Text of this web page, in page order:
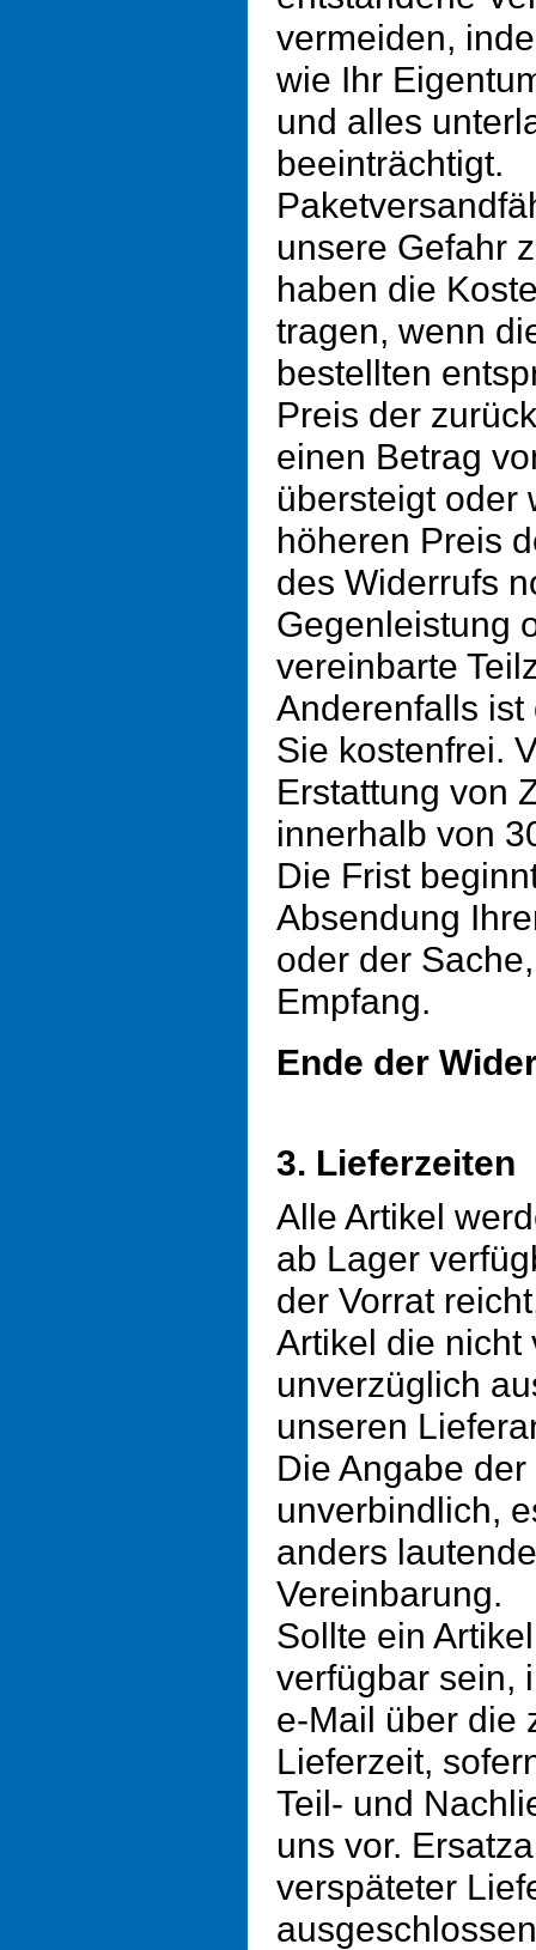
vermeiden,
wie Ihr
und alles
beeinträchtigt.
unsere Gefahr
haben die
tragen, wenn
bestellten
Preis der
einen Betrag
übersteigt oder
höheren Preis
des Widerrufs
Gegenleistung
vereinbarte
Anderenfalls
Sie kostenfrei.
Erstattung von
innerhalb von
Die Frist
Absendung
oder der
Empfang.
Ende der
3. Lieferzeiten
Alle Artikel
ab Lager
der Vorrat
Artikel die nicht
unverzüglich
unseren
Die Angabe
unverbindlich,
anders
Vereinbarung.
Sollte ein
verfügbar sein,
e-Mail über die
Lieferzeit,
Teil- und
uns vor.
verspäteter